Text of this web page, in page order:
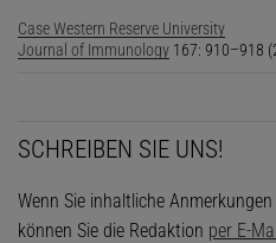
Case Western Reserve University
Journal of Immunology 167: 910–918
SCHREIBEN SIE UNS!
Wenn Sie inhaltliche
können Sie die Redaktion per E-